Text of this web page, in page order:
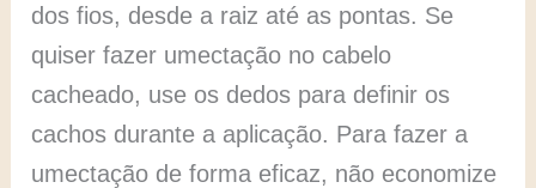
dos fios, desde a raiz até as pontas. Se
quiser fazer umectação no cabelo
cacheado, use os dedos para definir os
cachos durante a aplicação. Para fazer a
umectação de forma eficaz, não economize